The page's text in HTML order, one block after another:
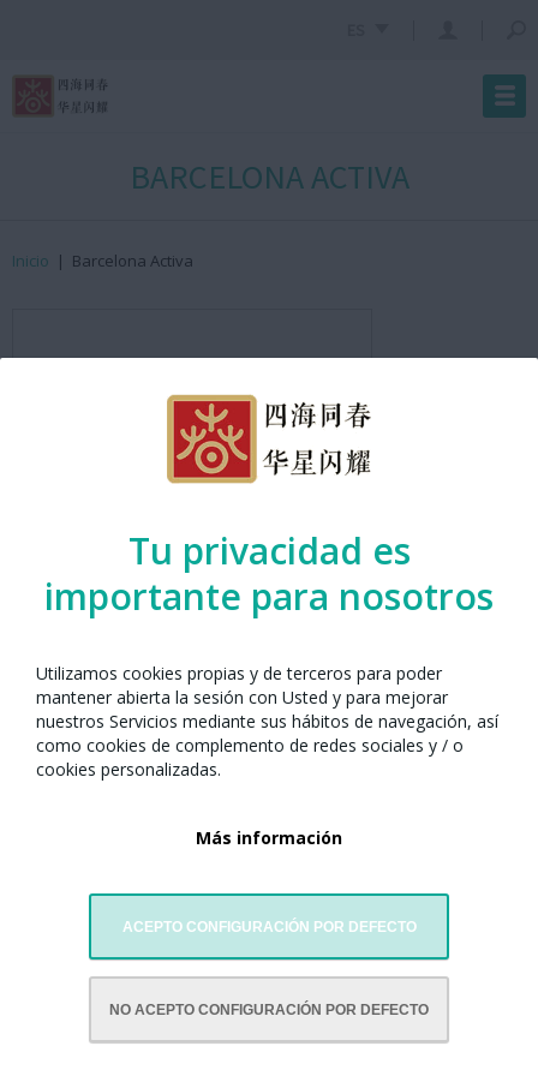
Tu privacidad es
importante para nosotros
Utilizamos cookies propias y de terceros para poder
mantener abierta la sesión con Usted y para mejorar
nuestros Servicios mediante sus hábitos de navegación, así
como cookies de complemento de redes sociales y / o
cookies personalizadas.
Más información
ACEPTO CONFIGURACIÓN POR DEFECTO
NO ACEPTO CONFIGURACIÓN POR DEFECTO
BARCELONA ACTIVA
Inicio | Barcelona Activa
Visitar website
CON LA COLABORACIÓN DE: